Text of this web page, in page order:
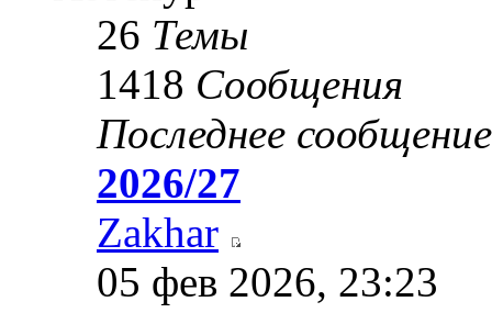
26 Темы
1418 Сообщения
Последнее сообщение
2026/27
Zakhar
05 фев 2026, 23:23